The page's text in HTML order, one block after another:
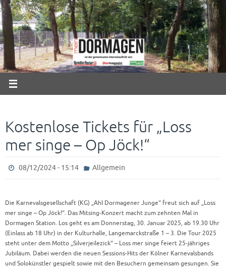
Zum
Inhalt
springen
Kostenlose Tickets für „Loss
mer singe – Op Jöck!“
08/12/2024 - 15:14 Allgemein
Die Karnevalsgesellschaft (KG) „Ahl Dormagener Junge“ freut sich auf „Loss
mer singe – Op Jöck!“. Das Mitsing-Konzert macht zum zehnten Mal in
Dormagen Station. Los geht es am Donnerstag, 30. Januar 2025, ab 19.30 Uhr
(Einlass ab 18 Uhr) in der Kulturhalle, Langemarckstraße 1 – 3. Die Tour 2025
steht unter dem Motto „Silverjeilezick“ – Loss mer singe feiert 25-jähriges
Jubiläum. Dabei werden die neuen Sessions-Hits der Kölner Karnevalsbands
und Solokünstler gespielt sowie mit den Besuchern gemeinsam gesungen. Sie